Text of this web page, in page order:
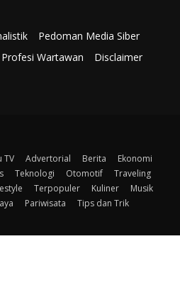
Pedoman Media Siber
Wartawan
Disclaimer
TV Advertorial Berita
Ekonomi
Teknologi Otomotif
Traveling
Terpopuler Kuliner
Musik
Pariwisata
Tips dan Trik